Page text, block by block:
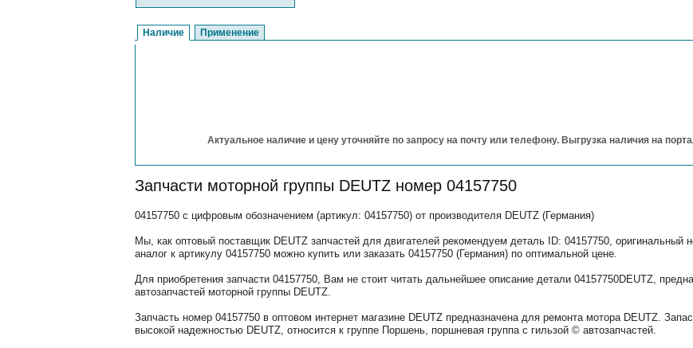
Наличие Применение
Актуальное наличие и цену уточняйте по запросу на почту или телефону. Выгрузка наличия на
Запчасти моторной группы DEUTZ номер 04157750
04157750 с цифровым обозначением (артикул: 04157750) от производителя DEUTZ (Германия)
Мы, как оптовый поставщик DEUTZ запчастей для двигателей рекомендуем деталь ID: 04157750, оригинальный
аналог к артикулу 04157750 можно купить или заказать 04157750 (Германия) по оптимальной цене.
Для приобретения запчасти 04157750, Вам не стоит читать дальнейшее описание детали 04157750DEUTZ,
автозапчастей моторной группы DEUTZ.
Запчасть номер 04157750 в оптовом интернет магазине DEUTZ предназначена для ремонта мотора DEUTZ.
высокой надежностью DEUTZ, относится к группе Поршень, поршневая группа с гильзой © автозапчастей.